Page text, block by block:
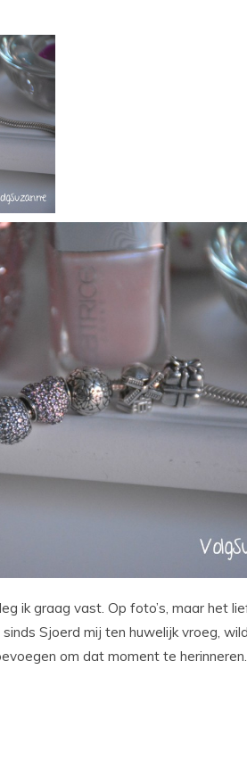
ik graag vast. Op foto’s, maar het
Sjoerd mij ten huwelijk vroeg,
om dat moment te herinneren.